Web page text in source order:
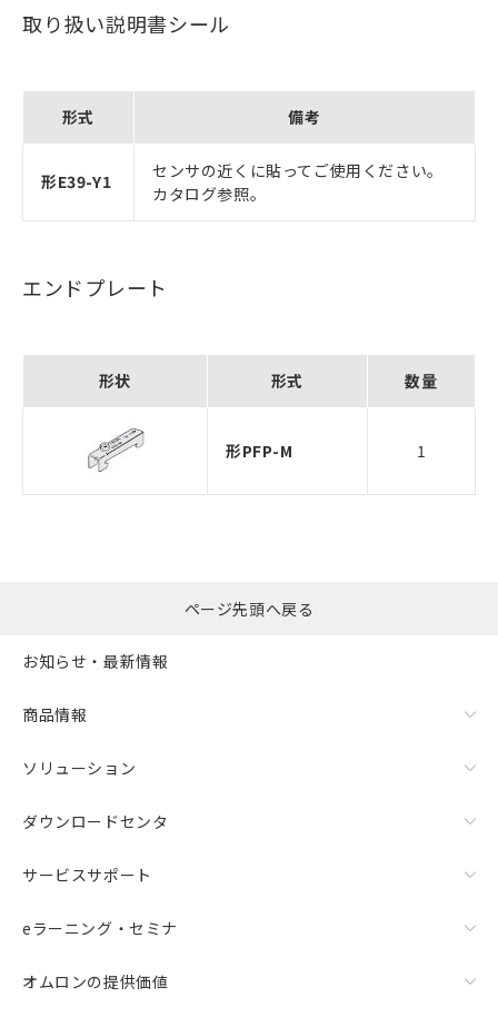
取り扱い説明書シール
形式 備考
形E39-Y1
センサの近くに貼ってご使用ください。
カタログ参照。
エンドプレート
形状 形式 数量
形PFP-M 1
ページ先頭へ戻る
お知らせ・最新情報
商品情報
ソリューション
ダウンロードセンタ
サービスサポート
eラーニング・セミナ
オムロンの提供価値